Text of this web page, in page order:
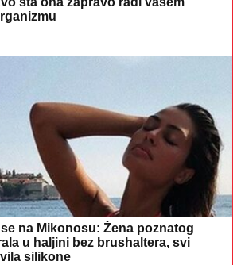
na Mikonosu: Žena poznatog
u haljini bez brushaltera, svi
silikone